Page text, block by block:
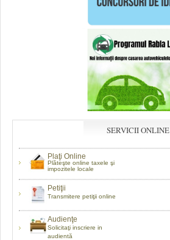
SERVICII ONLINE
Plaţi Online
Plăteşte online taxele şi
impozitele locale
Petiţii
Transmitere petiţii online
Audienţe
Solicitaţi inscriere in
audientă